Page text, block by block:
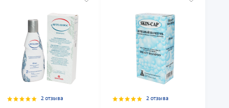
2 отзыва 2 отзыва